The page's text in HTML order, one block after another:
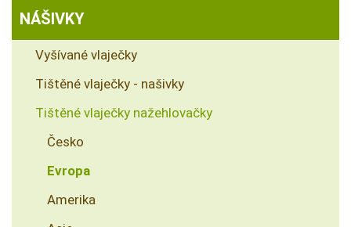
NÁŠIVKY
Vyšívané vlaječky
Tištěné vlaječky - našivky
Tištěné vlaječky nažehlovačky
Česko
Evropa
Amerika